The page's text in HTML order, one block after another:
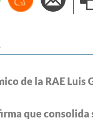
de la RAE Luis
que consolida